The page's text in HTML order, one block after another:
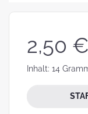
2,50
Inhalt: 14